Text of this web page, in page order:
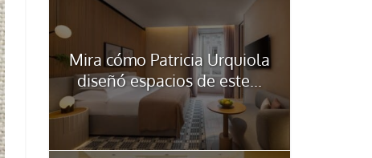
Mira cómo Patricia Urquiola
diseñó espacios de este...